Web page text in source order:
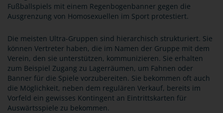
Fußballspiels mit einem Regenbogenbanner gegen die
Ausgrenzung von Homosexuellen im Sport protestiert.
Die meisten Ultra-Gruppen sind hierarchisch strukturiert. Sie
können Vertreter haben, die im Namen der Gruppe mit dem
Verein, den sie unterstützen, kommunizieren. Sie erhalten
zum Beispiel Zugang zu Lagerräumen, um Fahnen oder
Banner für die Spiele vorzubereiten. Sie bekommen oft auch
die Möglichkeit, neben dem regulären Verkauf, bereits im
Vorfeld ein gewisses Kontingent an Eintrittskarten für
Auswärtsspiele zu bekommen.